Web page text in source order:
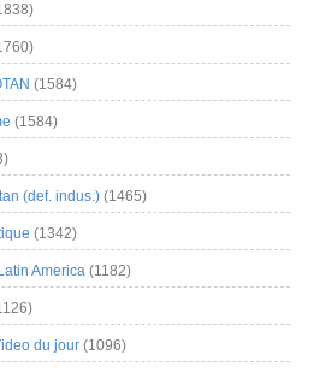
(1584)
(1584)
(def. indus.) (1465)
(1342)
America (1182)
du jour (1096)